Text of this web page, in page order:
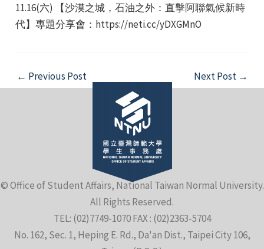
11.16(六) 【沙漠之城，石油之外：直擊阿聯氣候新時
代】專題分享會：https://neti.cc/yDXGMnO
Post
navigation
← Previous Post Next Post →
© Office of Student Affairs, National Taiwan Normal University.
All Rights Reserved.
TEL: (02)7749-1070 FAX : (02)2363-5704
No. 162, Sec. 1, Heping E. Rd., Da'an Dist., Taipei City 106,